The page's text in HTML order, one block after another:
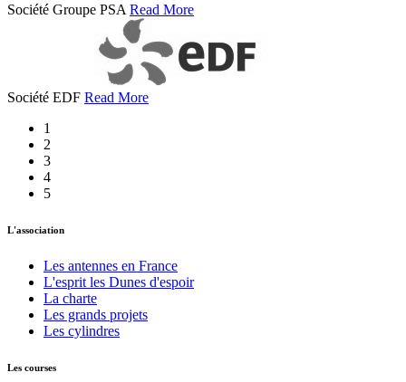
Société Groupe PSA Read More
Société EDF Read More
1
2
3
4
5
L'association
Les antennes en France
L'esprit les Dunes d'espoir
La charte
Les grands projets
Les cylindres
Les courses